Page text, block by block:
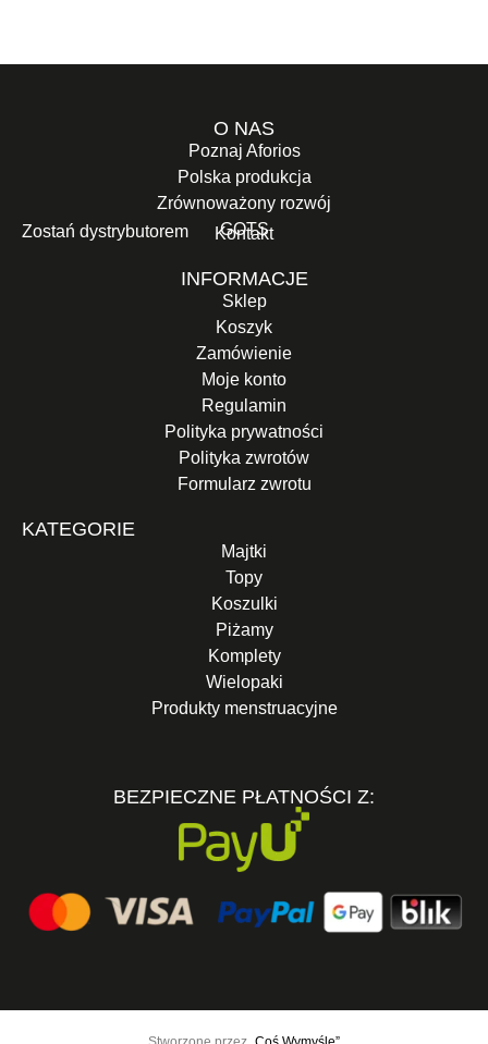
O NAS
Poznaj Aforios
Polska produkcja
Zrównoważony rozwój
GOTS
Zostań dystrybutorem Kontakt
INFORMACJE
Sklep
Koszyk
Zamówienie
Moje konto
Regulamin
Polityka prywatności
Polityka zwrotów
Formularz zwrotu
KATEGORIE
Majtki
Topy
Koszulki
Piżamy
Komplety
Wielopaki
Produkty menstruacyjne
BEZPIECZNE PŁATNOŚCI Z: